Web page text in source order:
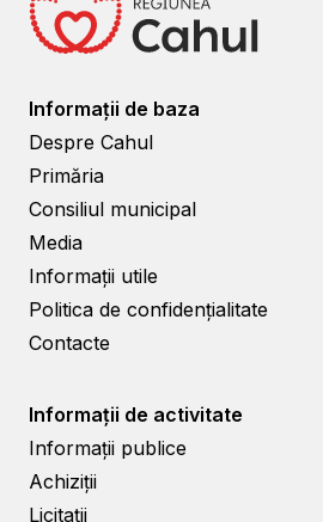
Informații de baza
Despre Cahul
Primăria
Consiliul municipal
Media
Informații utile
Politica de confidențialitate
Contacte
Informații de activitate
Informații publice
Achiziții
Licitații